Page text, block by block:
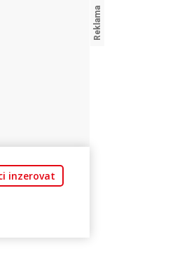
inzerovat